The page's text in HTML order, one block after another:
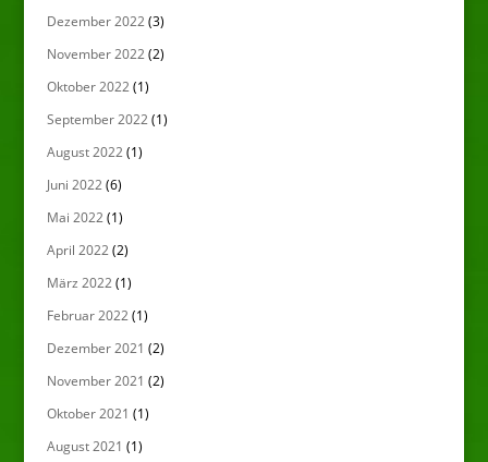
Dezember 2022(3)
November 2022(2)
Oktober 2022(1)
September 2022(1)
August 2022(1)
Juni 2022(6)
Mai 2022(1)
April 2022(2)
März 2022(1)
Februar 2022(1)
Dezember 2021 (2)
November 2021 (2)
Oktober 2021 (1)
August 2021 (1)